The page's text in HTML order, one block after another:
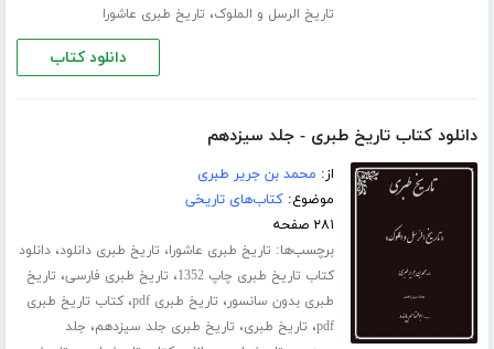
تاریخ الرسل و الملوک، تاریخ طبری عاشورا
دانلود کتاب
دانلود کتاب تاریخ طبری - جلد سیزدهم
از: محمد بن جریر طبری
موضوع:کتاب‌های تاریخی
۲۸۱ صفحه
برچسب‌ها: تاریخ طبری عاشورا، تاریخ طبری دانلود،دانلود
کتاب تاریخ طبری چاپ 1352
، تاریخ طبری فارسی، تاریخ
طبری بدون سانسور، تاریخ طبری pdf ،کتاب تاریخ طبری
pdf، تاریخ طبری، تاریخ طبری جلد ‌سیزدهم، جلد